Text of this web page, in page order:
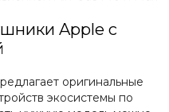
Apple с
оригинальные
экосистемы по